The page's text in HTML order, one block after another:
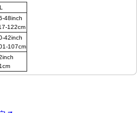
48inch
122cm
42inch
107cm